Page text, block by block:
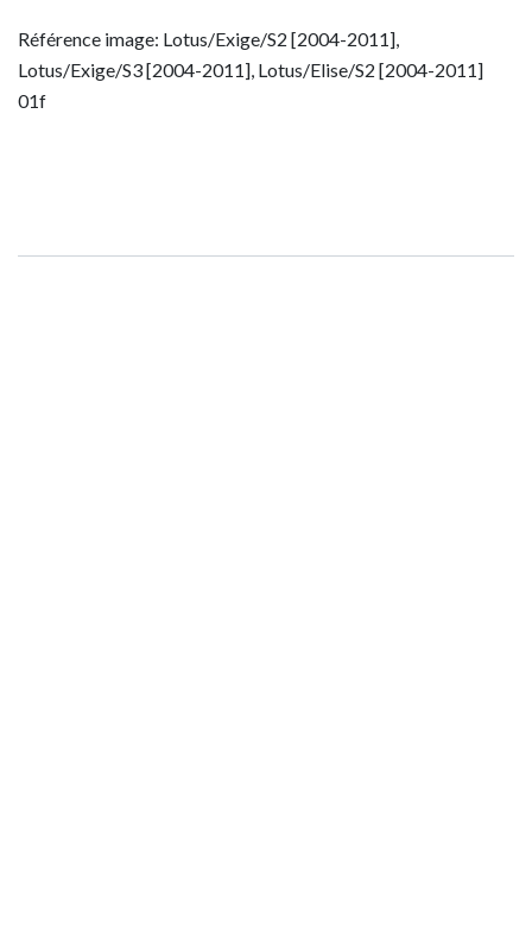
Référence image: Lotus/Exige/S2 [2004-2011],
Lotus/Exige/S3 [2004-2011], Lotus/Elise/S2 [2004-2011]
01f